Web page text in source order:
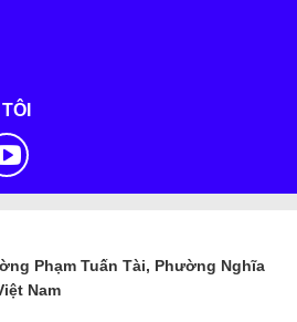
Phạm Tuấn Tài, Phường Nghĩa
Nam